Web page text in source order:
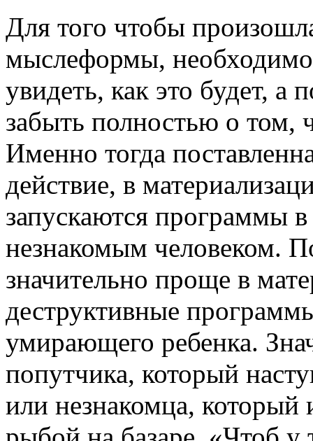
Для того чтобы
мыслеформы, необходимо
увидеть, как это будет, а
забыть полностью о том,
Именно тогда
действие, в
запускаются программы
незнакомым человеком.
значительно проще в
деструктивные
умирающего ребенка.
попутчика, который
или незнакомца,